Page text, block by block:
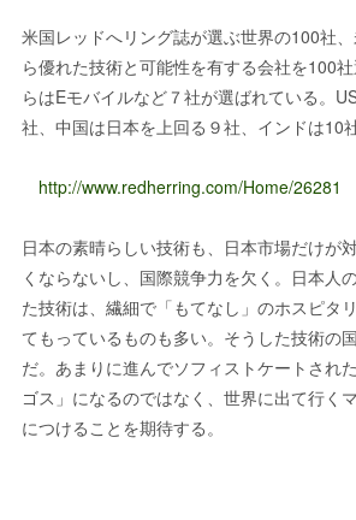
米国レッドへリング誌が選ぶ世界の100社
ら優れた技術と可能性を有する会社を100
らはEモバイルなど７社が選ばれている。
社、中国は日本を上回る９社、インドは10
http://www.redherring.com/Home/26281
日本の素晴らしい技術も、日本市場だけが
くならないし、国際競争力を欠く。日本人
た技術は、繊細で「もてなし」のホスピタ
てもっているものも多い。そうした技術の
だ。あまりに進んでソフィストケートされ
ゴス」になるのではなく、世界に出て行く
につけることを期待する。